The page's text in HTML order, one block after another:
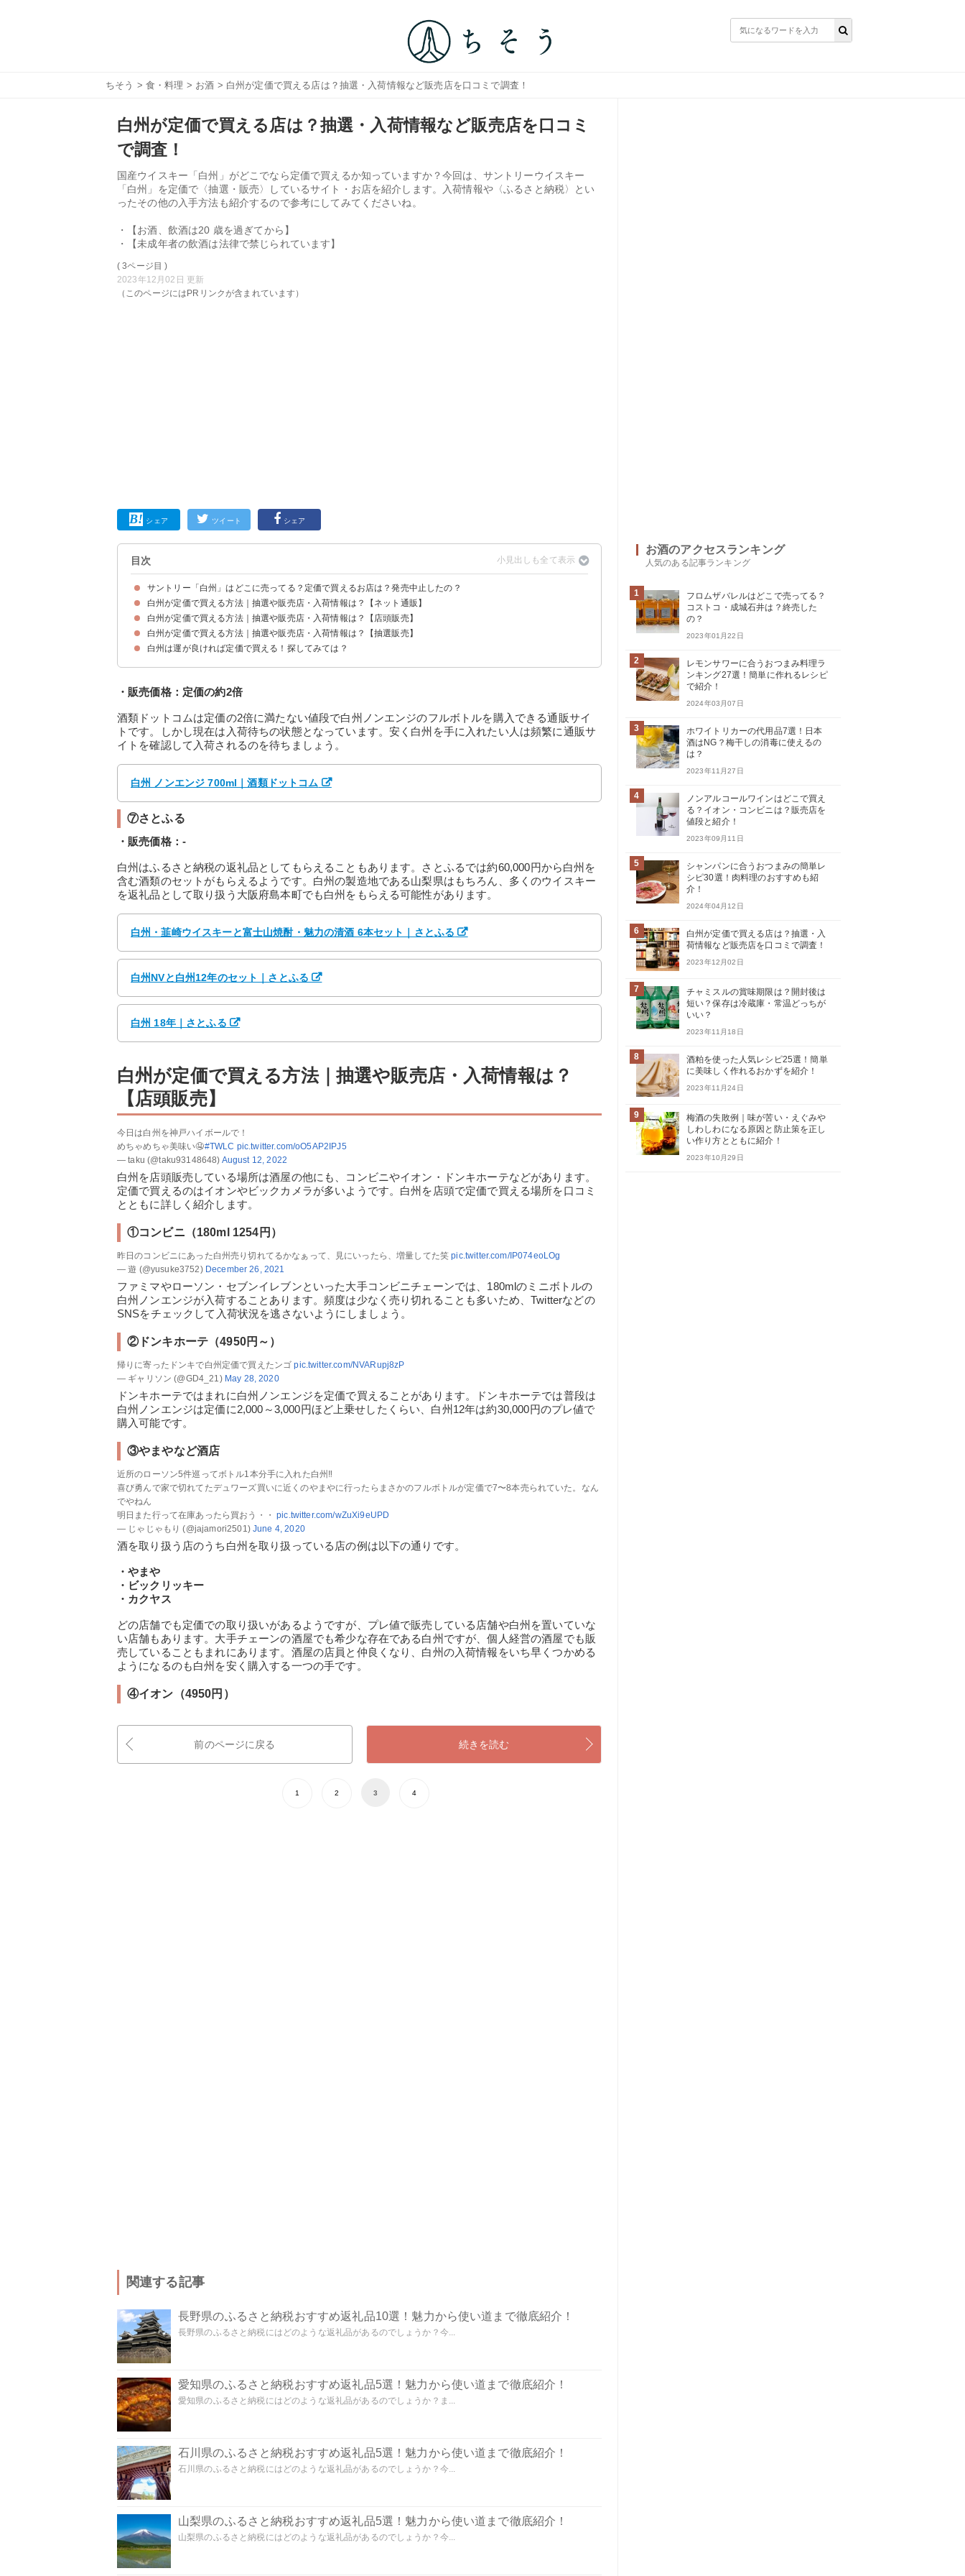
ちそう > 食・料理 > お酒 > 白州が定価で買える店は？抽選・入荷情報など販売店を口コミで調査！
白州が定価で買える店は？抽選・入荷情報など販売店を口コミ
で調査！
国産ウイスキー「白州」がどこでなら定価で買えるか知っていますか？今回は、サントリーウイスキー
「白州」を定価で〈抽選・販売〉しているサイト・お店を紹介します。入荷情報や〈ふるさと納税〉とい
ったその他の入手方法も紹介するので参考にしてみてくださいね。
・【お酒、飲酒は20 歳を過ぎてから】
・【未成年者の飲酒は法律で禁じられています】
( 3ページ目 )
2023年12月02日 更新
（このページにはPRリンクが含まれています）
シェア ツイート シェア
目次
サントリー「白州」はどこに売ってる？定価で買えるお店は？発売中止したの？
終売はしていないが品薄により入手が非常に困難である
白州を店頭で見つけることはかなり珍しい
白州が定価で買える方法｜抽選や販売店・入荷情報は？【ネット通販】
①Amazon
②楽天市場
③Yahoo！ショッピング
④au PAYマーケット
⑤XPRICE
⑥酒類ドットコム
⑦さとふる
白州が定価で買える方法｜抽選や販売店・入荷情報は？【店頭販売】
①コンビニ（180ml 1254円）
②ドンキホーテ（4950円～）
③やまやなど酒店
④イオン（4950円）
⑤ビックカメラ（4950円～）
白州が定価で買える方法｜抽選や販売店・入荷情報は？【抽選販売】
①伊勢丹新宿店
②JR京都伊勢丹
③ビックカメラ
白州は運が良ければ定価で買える！探してみては？
・販売価格：定価の約2倍
酒類ドットコムは定価の2倍に満たない値段で白州ノンエンジのフルボトルを購入できる通販サイ
トです。しかし現在は入荷待ちの状態となっています。安く白州を手に入れたい人は頻繁に通販サ
イトを確認して入荷されるのを待ちましょう。
白州 ノンエンジ 700ml｜酒類ドットコム
⑦さとふる
・販売価格：‐
白州はふるさと納税の返礼品としてもらえることもあります。さとふるでは約60,000円から白州を
含む酒類のセットがもらえるようです。白州の製造地である山梨県はもちろん、多くのウイスキー
を返礼品として取り扱う大阪府島本町でも白州をもらえる可能性があります。
白州・韮崎ウイスキーと富士山焼酎・魅力の清酒 6本セット｜さとふる
白州NVと白州12年のセット｜さとふる
白州 18年｜さとふる
白州が定価で買える方法｜抽選や販売店・入荷情報は？
【店頭販売】
今日は白州を神戸ハイボールで！
めちゃめちゃ美味い🤤#TWLC pic.twitter.com/oO5AP2IPJ5
— taku (@taku93148648) August 12, 2022
白州を店頭販売している場所は酒屋の他にも、コンビニやイオン・ドンキホーテなどがあります。
定価で買えるのはイオンやビックカメラが多いようです。白州を店頭で定価で買える場所を口コミ
とともに詳しく紹介します。
①コンビニ（180ml 1254円）
昨日のコンビニにあった白州売り切れてるかなぁって、見にいったら、増量してた笑pic.twitter.com/IP074eoLOg
— 遊 (@yusuke3752) December 26, 2021
ファミマやローソン・セブンイレブンといった大手コンビニチェーンでは、180mlのミニボトルの
白州ノンエンジが入荷することあります。頻度は少なく売り切れることも多いため、Twitterなどの
SNSをチェックして入荷状況を逃さないようにしましょう。
②ドンキホーテ（4950円～）
帰りに寄ったドンキで白州定価で買えたンゴpic.twitter.com/NVARupj8zP
— ギャリソン (@GD4_21) May 28, 2020
ドンキホーテではまれに白州ノンエンジを定価で買えることがあります。ドンキホーテでは普段は
白州ノンエンジは定価に2,000～3,000円ほど上乗せしたくらい、白州12年は約30,000円のプレ値で
購入可能です。
③やまやなど酒店
近所のローソン5件巡ってボトル1本分手に入れた白州‼️
喜び勇んで家で切れてたデュワーズ買いに近くのやまやに行ったらまさかのフルボトルが定価で7〜8本売られていた。なん
でやねん
明日また行って在庫あったら買おう・・pic.twitter.com/wZuXi9eUPD
— じゃじゃもり (@jajamori2501) June 4, 2020
酒を取り扱う店のうち白州を取り扱っている店の例は以下の通りです。
・やまや
・ビックリッキー
・カクヤス
どの店舗でも定価での取り扱いがあるようですが、プレ値で販売している店舗や白州を置いていな
い店舗もあります。大手チェーンの酒屋でも希少な存在である白州ですが、個人経営の酒屋でも販
売していることもまれにあります。酒屋の店員と仲良くなり、白州の入荷情報をいち早くつかめる
ようになるのも白州を安く購入する一つの手です。
④イオン（4950円）
前のページに戻る 続きを読む
1 2 3 4
関連する記事
長野県のふるさと納税おすすめ返礼品10選！魅力から使い道まで徹底紹介！
長野県のふるさと納税にはどのような返礼品があるのでしょうか？今...
愛知県のふるさと納税おすすめ返礼品5選！魅力から使い道まで徹底紹介！
愛知県のふるさと納税にはどのような返礼品があるのでしょうか？ま...
石川県のふるさと納税おすすめ返礼品5選！魅力から使い道まで徹底紹介！
石川県のふるさと納税にはどのような返礼品があるのでしょうか？今...
山梨県のふるさと納税おすすめ返礼品5選！魅力から使い道まで徹底紹介！
山梨県のふるさと納税にはどのような返礼品があるのでしょうか？今...
お酒のアクセスランキング
人気のある記事ランキング
1
フロムザバレルはどこで売ってる？
コストコ・成城石井は？終売した
の？
2023年01月22日
2
レモンサワーに合うおつまみ料理ラ
ンキング27選！簡単に作れるレシピ
で紹介！
2024年03月07日
3
ホワイトリカーの代用品7選！日本
酒はNG？梅干しの消毒に使えるの
は？
2023年11月27日
4
ノンアルコールワインはどこで買え
る？イオン・コンビニは？販売店を
値段と紹介！
2023年09月11日
5
シャンパンに合うおつまみの簡単レ
シピ30選！肉料理のおすすめも紹
介！
2024年04月12日
6
白州が定価で買える店は？抽選・入
荷情報など販売店を口コミで調査！
2023年12月02日
7
チャミスルの賞味期限は？開封後は
短い？保存は冷蔵庫・常温どっちが
いい？
2023年11月18日
8
酒粕を使った人気レシピ25選！簡単
に美味しく作れるおかずを紹介！
2023年11月24日
9
梅酒の失敗例｜味が苦い・えぐみや
しわしわになる原因と防止策を正し
い作り方とともに紹介！
2023年10月29日